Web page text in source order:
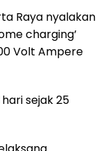
Raya nyalakan
charging’
Volt Ampere
sejak 25